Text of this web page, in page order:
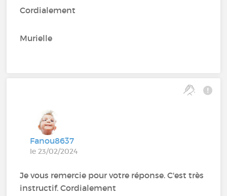
Cordialement
Murielle
Fanou8637
le 23/02/2024
Je vous remercie pour votre réponse. C'est très
instructif. Cordialement